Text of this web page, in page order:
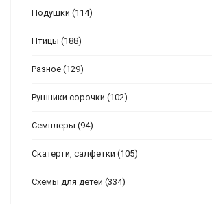
Подушки (114)
Птицы (188)
Разное (129)
Рушники сорочки (102)
Семплеры (94)
Скатерти, салфетки (105)
Схемы для детей (334)